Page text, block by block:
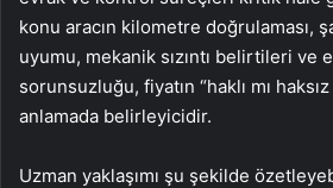
konu aracın kilometre doğrulaması,
uyumu, mekanik sızıntı belirtileri ve
sorunsuzluğu, fiyatın “haklı mı
anlamada belirleyicidir.
Uzman yaklaşımı şu şekilde